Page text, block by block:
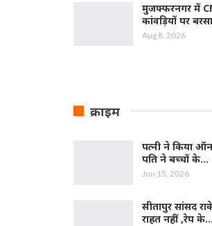
मुजफ्फरनगर में
कांवड़ियों पर
Aug 8, 2026
क्राइम
पत्नी ने किया
पति ने बच्चों के…
Jun 15, 2026
सीतापुर सांसद
राहत नहीं ,रेप के…